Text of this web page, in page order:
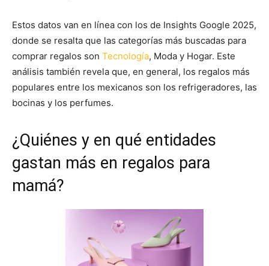
Estos datos van en línea con los de Insights Google 2025,
donde se resalta que las categorías más buscadas para
comprar regalos son Tecnología, Moda y Hogar. Este
análisis también revela que, en general, los regalos más
populares entre los mexicanos son los refrigeradores, las
bocinas y los perfumes.
¿Quiénes y en qué entidades
gastan más en regalos para
mamá?